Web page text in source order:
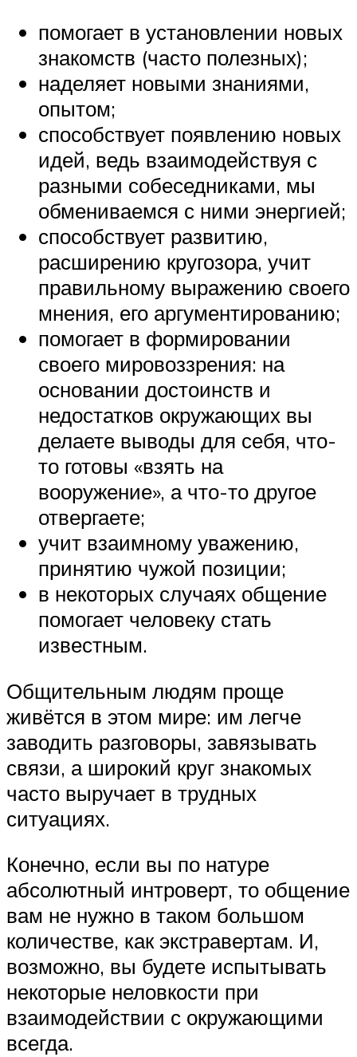
помогает в установлении новых
знакомств (часто полезных);
наделяет новыми знаниями,
опытом;
способствует появлению новых
идей, ведь взаимодействуя с
разными собеседниками, мы
обмениваемся с ними энергией;
способствует развитию,
расширению кругозора, учит
правильному выражению своего
мнения, его аргументированию;
помогает в формировании
своего мировоззрения: на
основании достоинств и
недостатков окружающих вы
делаете выводы для себя, что-
то готовы «взять на
вооружение», а что-то другое
отвергаете;
учит взаимному уважению,
принятию чужой позиции;
в некоторых случаях общение
помогает человеку стать
известным.
Общительным людям проще
живётся в этом мире: им легче
заводить разговоры, завязывать
связи, а широкий круг знакомых
часто выручает в трудных
ситуациях.
Конечно, если вы по натуре
абсолютный интроверт, то общение
вам не нужно в таком большом
количестве, как экстравертам. И,
возможно, вы будете испытывать
некоторые неловкости при
взаимодействии с окружающими
всегда.